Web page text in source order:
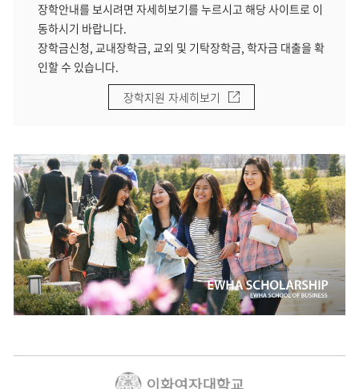
장학안내를 보시려면 자세히보기를 누르시고 해당 사이트로 이
동하시기 바랍니다.
장학금신청, 교내장학금, 교외 및 기탁장학금, 학자금 대출을 확
인할 수 있습니다.
장학지원 자세히보기